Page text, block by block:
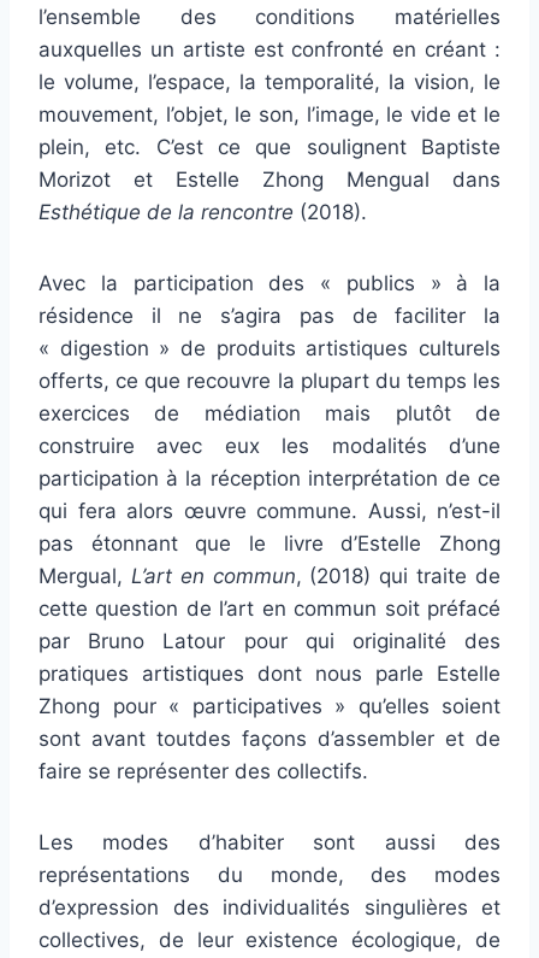
l’ensemble des conditions matérielles
auxquelles un artiste est confronté en créant :
le volume, l’espace, la temporalité, la vision, le
mouvement, l’objet, le son, l’image, le vide et le
plein, etc. C’est ce que soulignent Baptiste
Morizot et Estelle Zhong Mengual dans
Esthétique de la rencontre (2018).
Avec la participation des « publics » à la
résidence il ne s’agira pas de faciliter la
« digestion » de produits artistiques culturels
offerts, ce que recouvre la plupart du temps les
exercices de médiation mais plutôt de
construire avec eux les modalités d’une
participation à la réception interprétation de ce
qui fera alors œuvre commune. Aussi, n’est-il
pas étonnant que le livre d’Estelle Zhong
Mergual, L’art en commun, (2018) qui traite de
cette question de l’art en commun soit préfacé
par Bruno Latour pour qui originalité des
pratiques artistiques dont nous parle Estelle
Zhong pour « participatives » qu’elles soient
sont avant toutdes façons d’assembler et de
faire se représenter des collectifs.
Les modes d’habiter sont aussi des
représentations du monde, des modes
d’expression des individualités singulières et
collectives, de leur existence écologique, de